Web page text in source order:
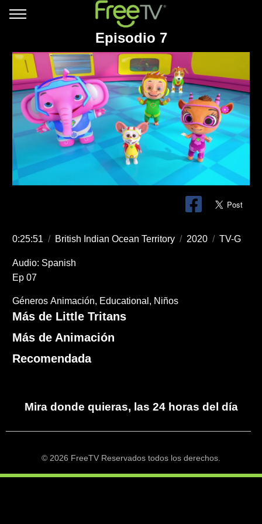
Episodio 7
0:25:51 / British Indian Ocean Territory / 2020 / TV-G
Audio: Spanish
Ep 07
Géneros Animación Educational Niños
Más de Little Tritans
Más de Animación
Recomendada
Mira donde quieras, las 24 horas del día
© 2026 FreeTV Reservados todos los derechos.